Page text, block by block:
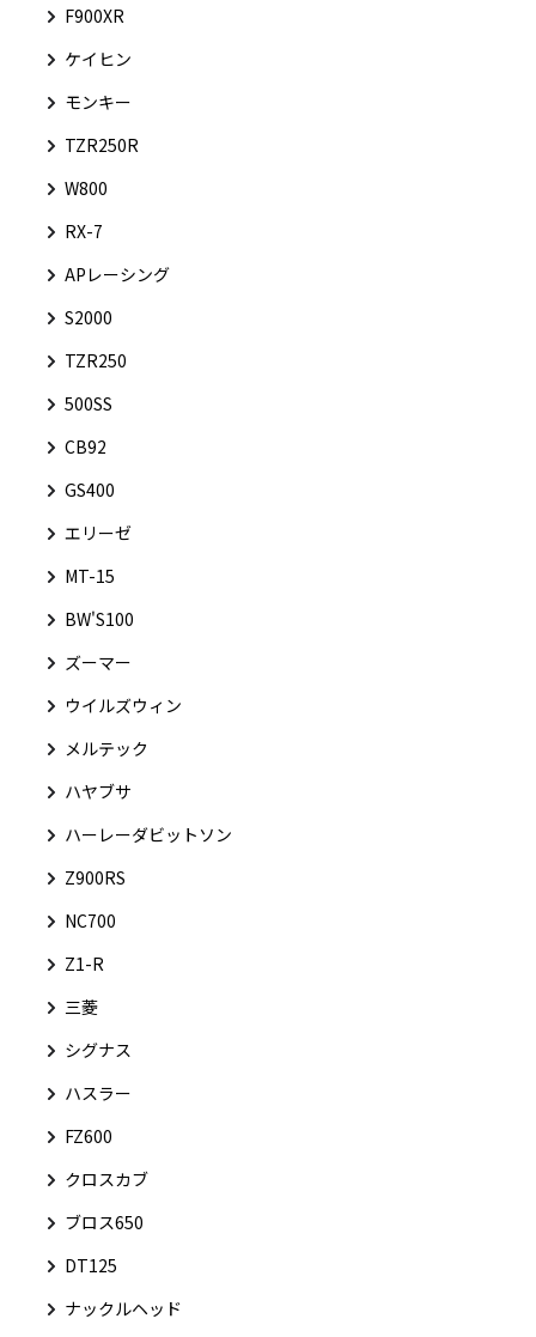
F900XR
ケイヒン
モンキー
TZR250R
W800
RX-7
APレーシング
S2000
TZR250
500SS
CB92
GS400
エリーゼ
MT-15
BW'S100
ズーマー
ウイルズウィン
メルテック
ハヤブサ
ハーレーダビットソン
Z900RS
NC700
Z1-R
三菱
シグナス
ハスラー
FZ600
クロスカブ
ブロス650
DT125
ナックルヘッド